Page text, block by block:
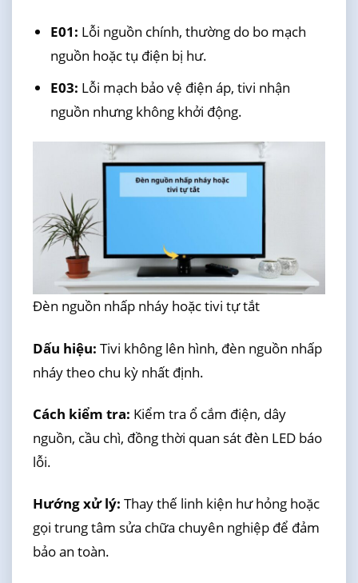
E01: Lỗi nguồn chính, thường do bo mạch
nguồn hoặc tụ điện bị hư.
E03: Lỗi mạch bảo vệ điện áp, tivi nhận
nguồn nhưng không khởi động.
Đèn nguồn nhấp nháy hoặc tivi tự tắt
Dấu hiệu: Tivi không lên hình, đèn nguồn nhấp
nháy theo chu kỳ nhất định.
Cách kiểm tra: Kiểm tra ổ cắm điện, dây
nguồn, cầu chì, đồng thời quan sát đèn LED báo
lỗi.
Hướng xử lý: Thay thế linh kiện hư hỏng hoặc
gọi trung tâm sửa chữa chuyên nghiệp để đảm
bảo an toàn.